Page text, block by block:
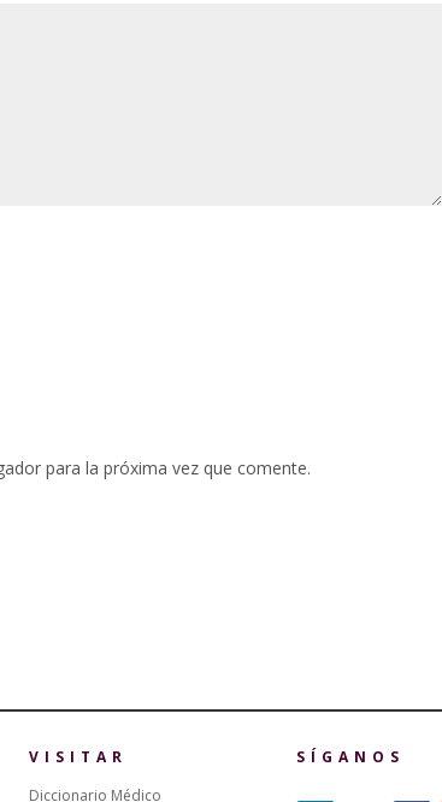
para la próxima vez que comente.
VISITAR
Diccionario Médico
SÍGANOS